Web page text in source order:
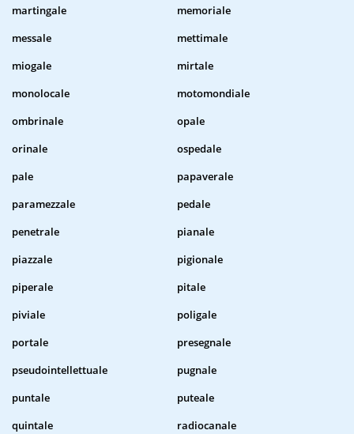
martingale
memoriale
messale
mettimale
miogale
mirtale
monolocale
motomondiale
ombrinale
opale
orinale
ospedale
pale
papaverale
paramezzale
pedale
penetrale
pianale
piazzale
pigionale
piperale
pitale
piviale
poligale
portale
presegnale
pseudointellettuale
pugnale
puntale
puteale
quintale
radiocanale